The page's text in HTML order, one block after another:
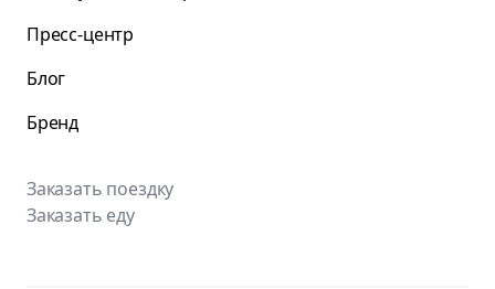
Пресс-центр
Блог
Бренд
Заказать поездку
Заказать еду